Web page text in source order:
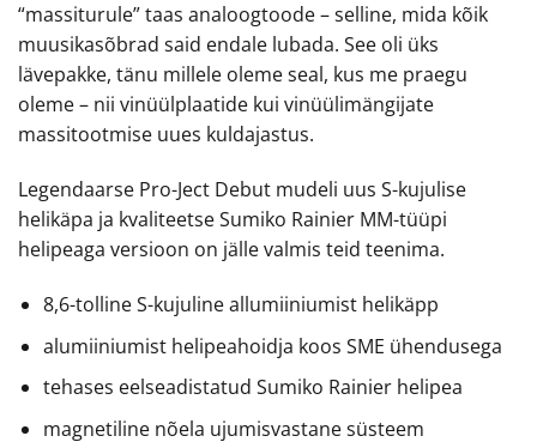
“massiturule” taas analoogtoode – selline, mida kõik
muusikasõbrad said endale lubada. See oli üks
lävepakke, tänu millele oleme seal, kus me praegu
oleme – nii vinüülplaatide kui vinüülimängijate
massitootmise uues kuldajastus.
Legendaarse Pro-Ject Debut mudeli uus S-kujulise
helikäpa ja kvaliteetse Sumiko Rainier MM-tüüpi
helipeaga versioon on jälle valmis teid teenima.
8,6-tolline S-kujuline allumiiniumist helikäpp
alumiiniumist helipeahoidja koos SME ühendusega
tehases eelseadistatud Sumiko Rainier helipea
magnetiline nõela ujumisvastane süsteem